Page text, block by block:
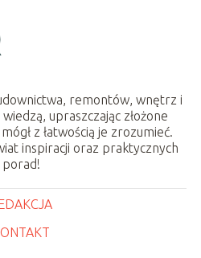
remontów, wnętrz i
upraszczając złożone
z łatwością je zrozumieć.
inspiracji oraz praktycznych
porad!